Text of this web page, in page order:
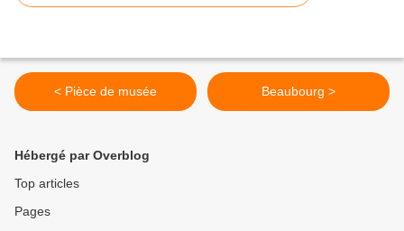
< Pièce de musée Beaubourg >
Hébergé par Overblog
Top articles
Pages